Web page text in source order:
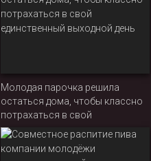
Молодая парочка решила
остаться дома, чтобы классно
потрахаться в свой
единственный выходной день